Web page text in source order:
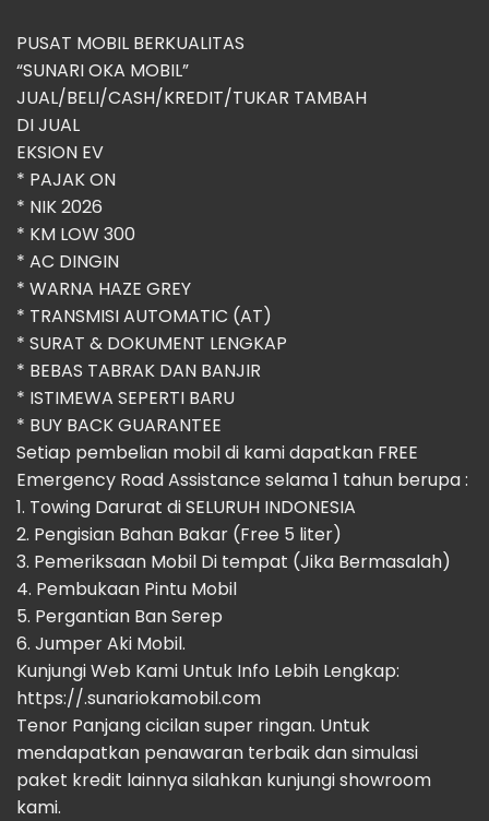
PUSAT MOBIL BERKUALITAS
“SUNARI OKA MOBIL”
JUAL/BELI/CASH/KREDIT/TUKAR TAMBAH
DI JUAL
EKSION EV
* ⁠PAJAK ON
* ⁠NIK 2026
* KM LOW 300
* ⁠AC DINGIN
* WARNA HAZE GREY
* TRANSMISI AUTOMATIC (AT)
* SURAT & DOKUMENT LENGKAP
* BEBAS TABRAK DAN BANJIR
* ISTIMEWA SEPERTI BARU
* BUY BACK GUARANTEE
Setiap pembelian mobil di kami dapatkan FREE
Emergency Road Assistance selama 1 tahun berupa :
1. Towing Darurat di SELURUH INDONESIA
2. Pengisian Bahan Bakar (Free 5 liter)
3. Pemeriksaan Mobil Di tempat (Jika Bermasalah)
4. Pembukaan Pintu Mobil
5. Pergantian Ban Serep
6. Jumper Aki Mobil.
Kunjungi Web Kami Untuk Info Lebih Lengkap:
https://.sunariokamobil.com
Tenor Panjang cicilan super ringan. Untuk
mendapatkan penawaran terbaik dan simulasi
paket kredit lainnya silahkan kunjungi showroom
kami.